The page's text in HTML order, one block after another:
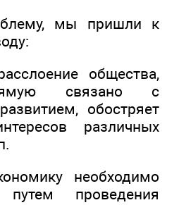
мы пришли к
общества,
связано с
обостряет
различных
необходимо
путем проведения